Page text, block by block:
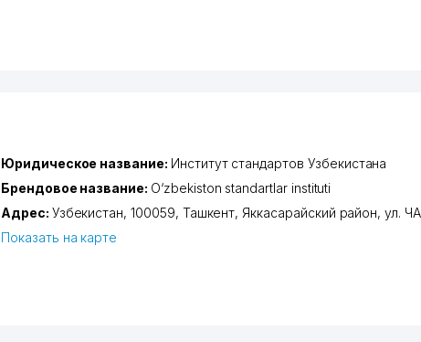
Юридическое название: Институт стандартов Узбекистана
Брендовое название: O‘zbekiston standartlar instituti
Адрес: Узбекистан, 100059, Ташкент, Яккасарайский район,ул.
Показать на карте